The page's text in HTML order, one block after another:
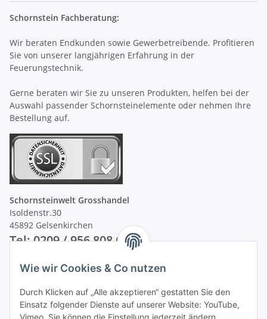
Schornstein Fachberatung:
Wir beraten Endkunden sowie Gewerbetreibende. Profitieren
Sie von unserer langjährigen Erfahrung in der
Feuerungstechnik.
Gerne beraten wir Sie zu unseren Produkten, helfen bei der
Auswahl passender Schornsteinelemente oder nehmen Ihre
Bestellung auf.
Schornsteinwelt Grosshandel
Isoldenstr.30
45892 Gelsenkirchen
Tel: 0209 / 956 808 60
Unsere Zahlungsarten
Wie wir Cookies & Co nutzen
Durch Klicken auf „Alle akzeptieren“ gestatten Sie den
Einsatz folgender Dienste auf unserer Website: YouTube,